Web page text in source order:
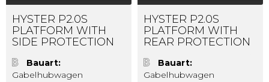
HYSTER P2.0S
PLATFORM WITH
SIDE PROTECTION
Bauart
Gabelhubwagen
HYSTER P2.0S
PLATFORM WITH
REAR PROTECTION
Bauart
Gabelhubwagen